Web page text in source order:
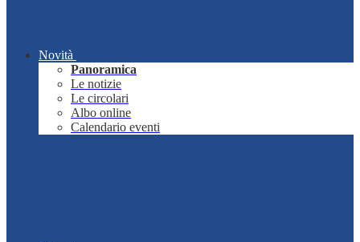
Novità
Panoramica
Le notizie
Le circolari
Albo online
Calendario eventi